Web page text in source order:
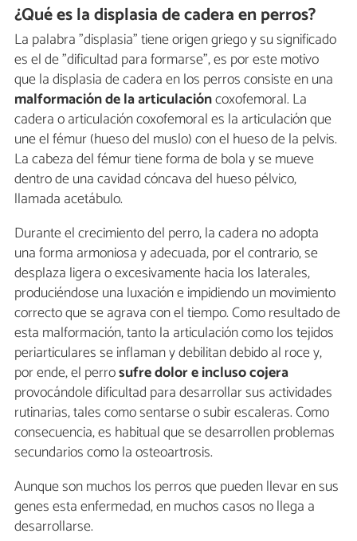
¿Qué es la displasia de cadera en perros?
La palabra "displasia" tiene origen griego y su significado
es el de "dificultad para formarse", es por este motivo
que la displasia de cadera en los perros consiste en una
malformación de la articulacióncoxofemoral. La
cadera o articulación coxofemoral es la articulación que
une el fémur (hueso del muslo) con el hueso de la pelvis.
La cabeza del fémur tiene forma de bola y se mueve
dentro de una cavidad cóncava del hueso pélvico,
llamada acetábulo.
Durante el crecimiento del perro, la cadera no adopta
una forma armoniosa y adecuada, por el contrario, se
desplaza ligera o excesivamente hacia los laterales,
produciéndose una luxación e impidiendo un movimiento
correcto que se agrava con el tiempo. Como resultado de
esta malformación, tanto la articulación como los tejidos
periarticulares se inflaman y debilitan debido al roce y,
por ende, el perrosufre dolor e incluso cojera
provocándole dificultad para desarrollar sus actividades
rutinarias, tales como sentarse o subir escaleras. Como
consecuencia, es habitual que se desarrollen problemas
secundarios como la osteoartrosis.
Aunque son muchos los perros que pueden llevar en sus
genes esta enfermedad, en muchos casos no llega a
desarrollarse.